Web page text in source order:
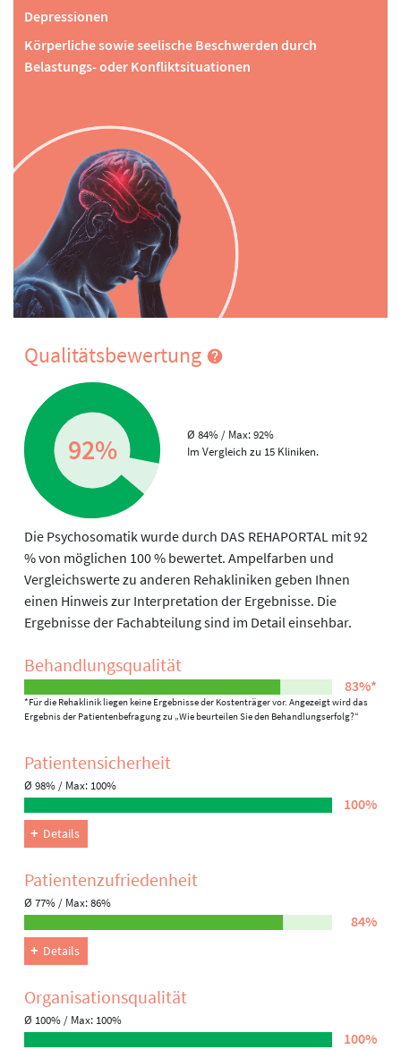
Depressionen
Körperliche sowie seelische Beschwerden durch
Belastungs- oder Konfliktsituationen
Qualitätsbewertung
92%
Ø 84% / Max: 92%
Im Vergleich zu 15 Kliniken.
Die Psychosomatik wurde durch DAS REHAPORTAL mit 92
% von möglichen 100 % bewertet. Ampelfarben und
Vergleichswerte zu anderen Rehakliniken geben Ihnen
einen Hinweis zur Interpretation der Ergebnisse. Die
Ergebnisse der Fachabteilung sind im Detail einsehbar.
Behandlungs­qualität
83%*
*Für die Rehaklinik liegen keine Ergebnisse der Kostenträger vor. Angezeigt wird das
Ergebnis der Patientenbefragung zu „Wie beurteilen Sie den Behandlungserfolg?“
Patienten­sicherheit
Ø 98% / Max: 100%
100%
Details
Patienten­zufriedenheit
Ø 77% / Max: 86%
84%
Details
Organisations­qualität
Ø 100% / Max: 100%
100%